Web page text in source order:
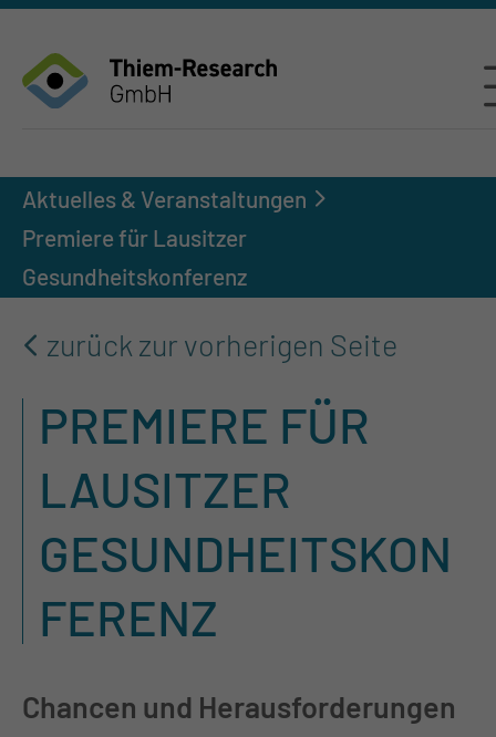
Aktuelles & Veranstaltungen
Premiere für Lausitzer
Gesundheitskonferenz
zurück zur vorherigen Seite
PREMIERE FÜR
LAUSITZER
GESUNDHEITSKON
FERENZ
Chancen und Herausforderungen